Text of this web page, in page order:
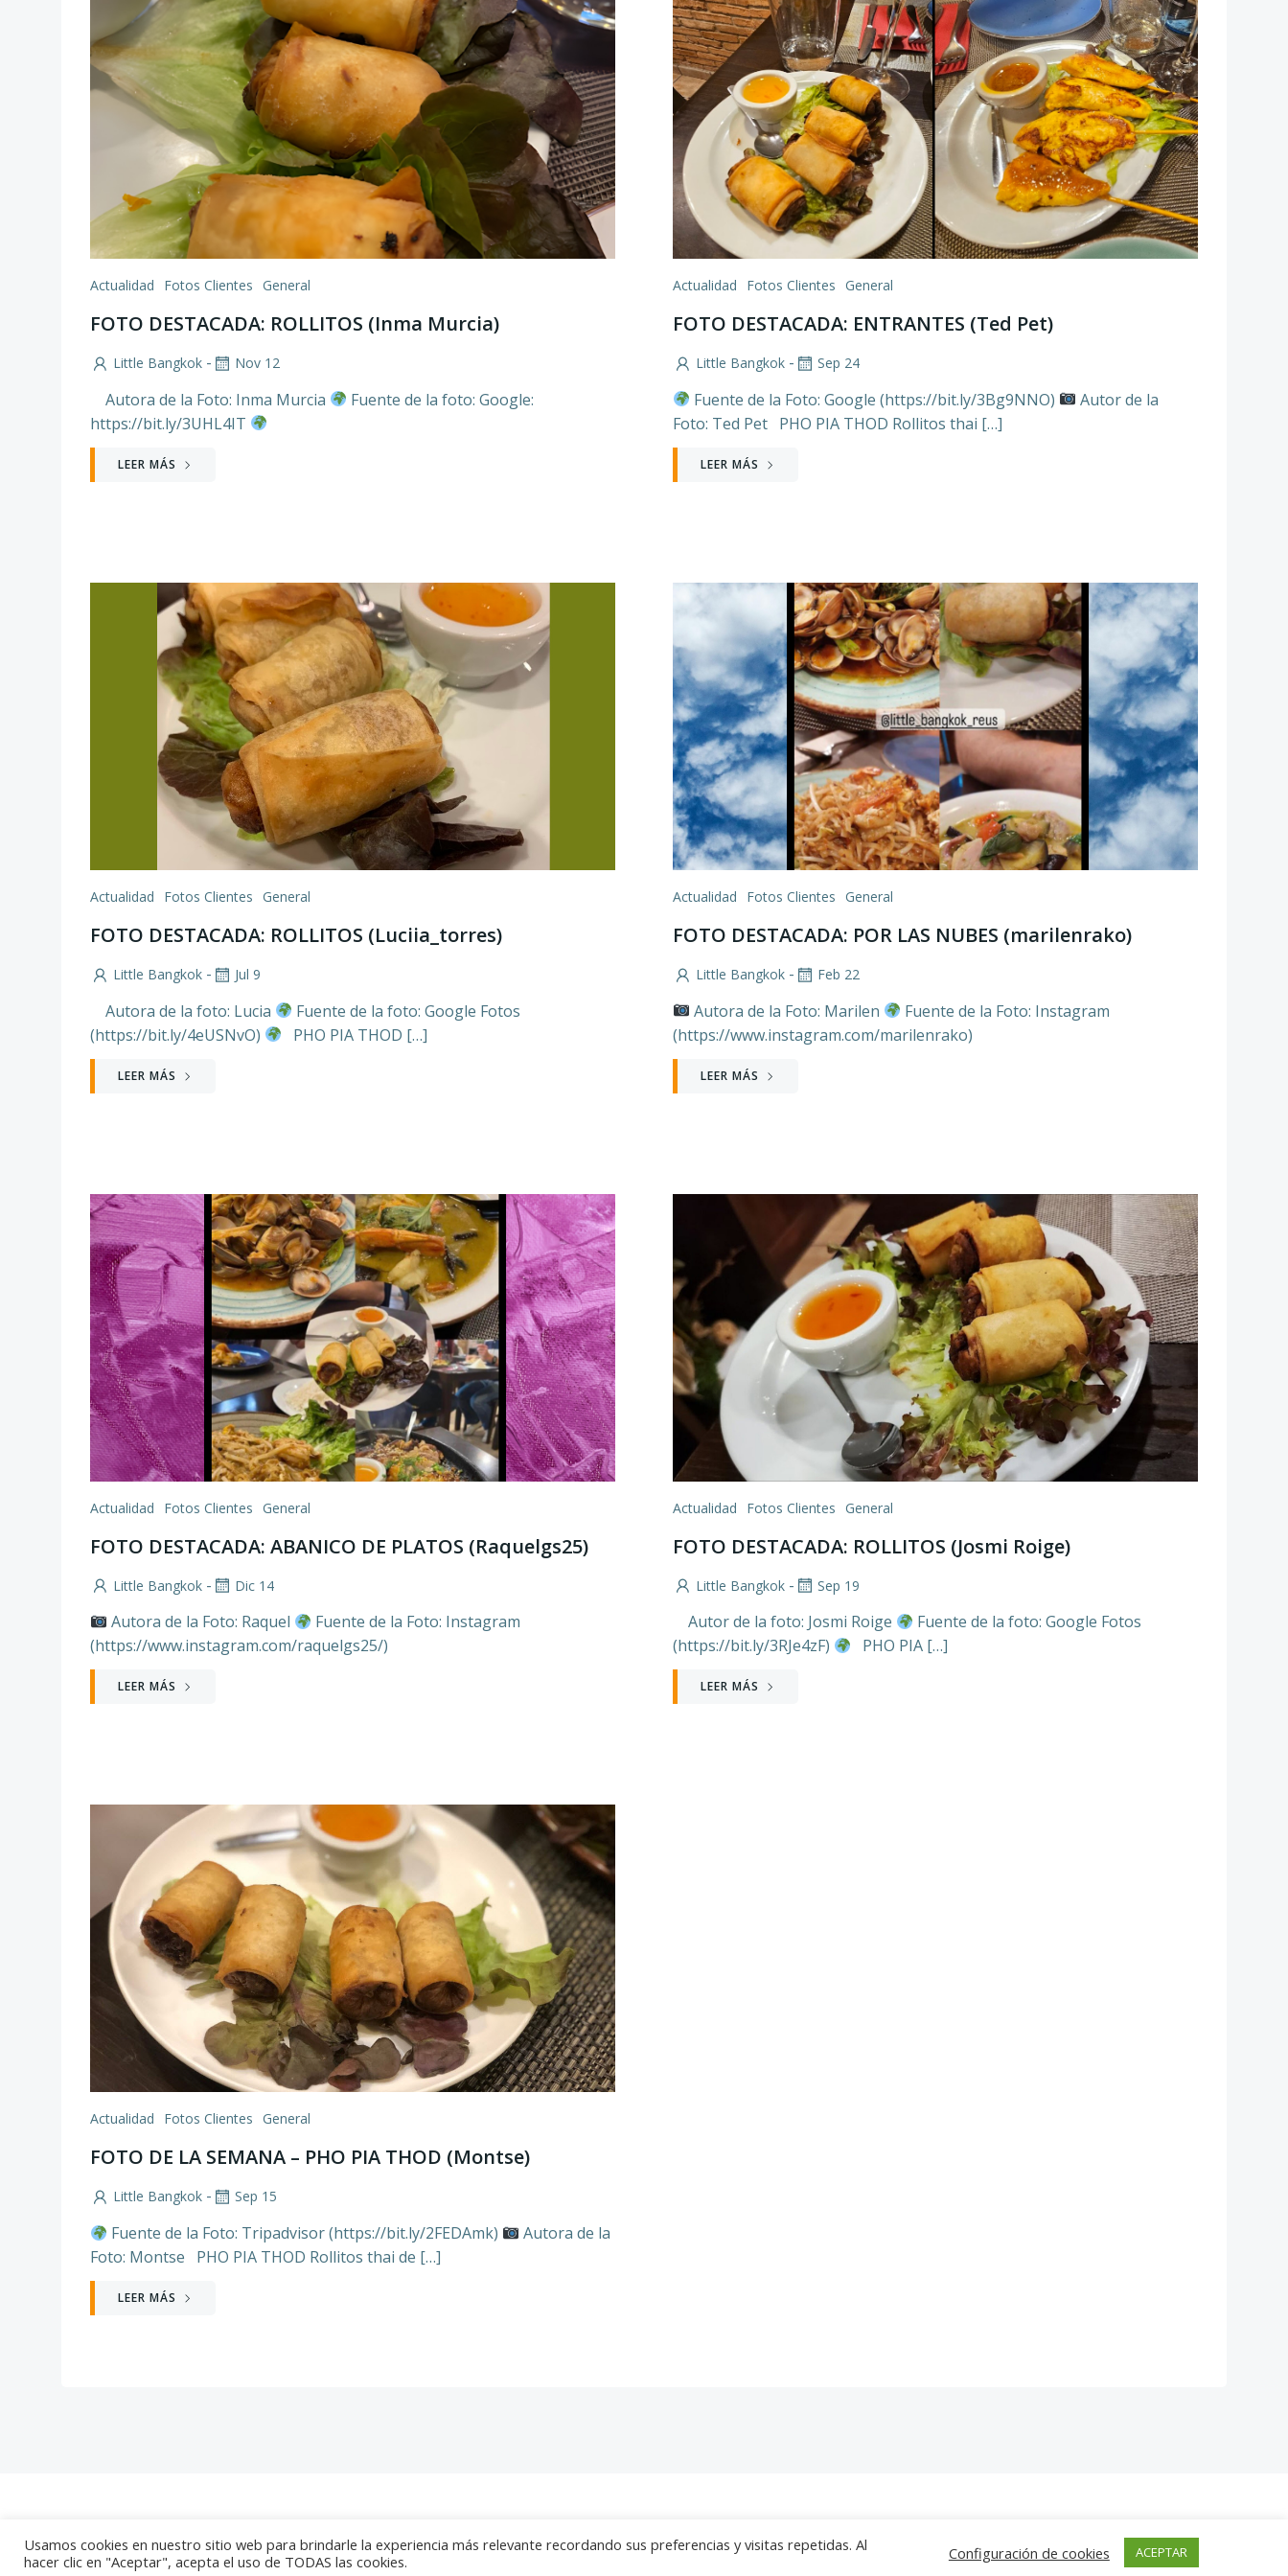
Actualidad Fotos Clientes General
FOTO DESTACADA: ROLLITOS (Inma Murcia)
Little Bangkok - Nov 12
Autora de la Foto: Inma Murcia
Fuente de la foto: Google:
https://bit.ly/3UHL4IT
LEER MÁS
Actualidad Fotos Clientes General
FOTO DESTACADA: ENTRANTES (Ted Pet)
Little Bangkok - Sep 24
Fuente de la Foto: Google (https://bit.ly/3Bg9NNO)
Autor de la
Foto: Ted Pet PHO PIA THOD Rollitos thai […]
LEER MÁS
Actualidad Fotos Clientes General
FOTO DESTACADA: ROLLITOS (Luciia_torres)
Little Bangkok - Jul 9
Autora de la foto: Lucia
Fuente de la foto: Google Fotos
(https://bit.ly/4eUSNvO)
PHO PIA THOD […]
LEER MÁS
Actualidad Fotos Clientes General
FOTO DESTACADA: POR LAS NUBES (marilenrako)
Little Bangkok - Feb 22
Autora de la Foto: Marilen
Fuente de la Foto: Instagram
(https://www.instagram.com/marilenrako)
LEER MÁS
Actualidad Fotos Clientes General
FOTO DESTACADA: ABANICO DE PLATOS (Raquelgs25)
Little Bangkok - Dic 14
Autora de la Foto: Raquel
Fuente de la Foto: Instagram
(https://www.instagram.com/raquelgs25/)
LEER MÁS
Actualidad Fotos Clientes General
FOTO DESTACADA: ROLLITOS (Josmi Roige)
Little Bangkok - Sep 19
Autor de la foto: Josmi Roige
Fuente de la foto: Google Fotos
(https://bit.ly/3RJe4zF)
PHO PIA […]
LEER MÁS
Actualidad Fotos Clientes General
FOTO DE LA SEMANA – PHO PIA THOD (Montse)
Little Bangkok - Sep 15
Fuente de la Foto: Tripadvisor (https://bit.ly/2FEDAmk)
Autora de la
Foto: Montse PHO PIA THOD Rollitos thai de […]
LEER MÁS
Usamos cookies en nuestro sitio web para brindarle la experiencia más relevante recordando sus preferencias y visitas repetidas. Al
hacer clic en "Aceptar", acepta el uso de TODAS las cookies.
Configuración de cookies ACEPTAR